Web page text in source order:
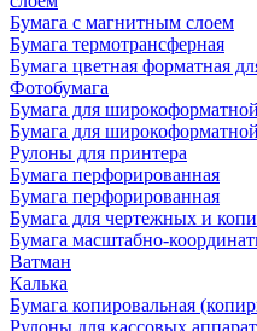
Бумага с магнитным слоем
Бумага термотрансферная
Бумага цветная форматная
Фотобумага
Бумага для
Бумага для
Рулоны для принтера
Бумага перфорированная
Бумага перфорированная
Бумага для чертежных и
Бумага масштабно-
Ватман
Калька
Бумага копировальная
Рулоны для кассовых